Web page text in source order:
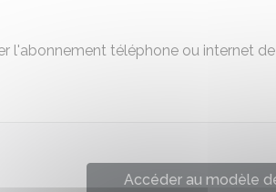
l'abonnement téléphone ou internet
Accéder au modèle